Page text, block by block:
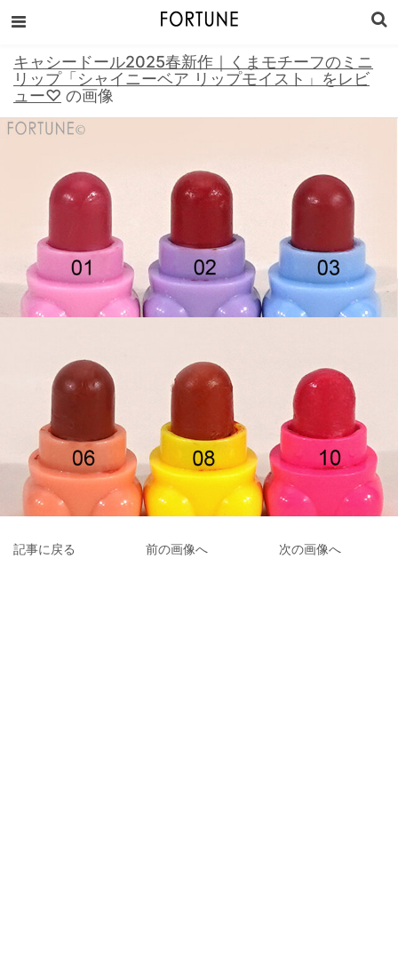
キャシードール2025春新作｜くまモチーフのミニ
リップ「シャイニーベア リップモイスト」をレビ
ュー♡ の画像
記事に戻る 前の画像へ 次の画像へ